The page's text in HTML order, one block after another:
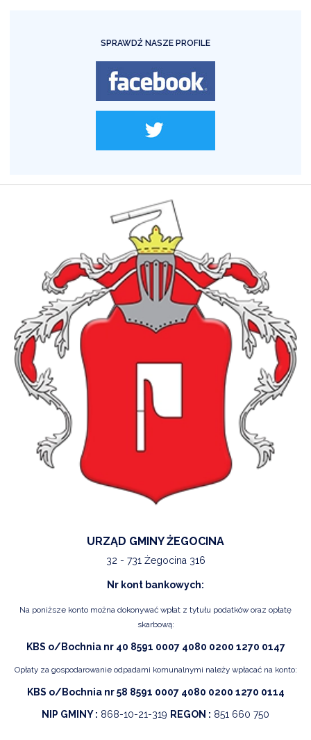
SPRAWDŹ NASZE PROFILE
URZĄD GMINY ŻEGOCINA
32 - 731 Żegocina 316
Nr kont bankowych:
Na poniższe konto można dokonywać wpłat z tytułu podatków oraz opłatę
skarbową:
KBS o/Bochnia nr 40 8591 0007 4080 0200 1270 0147
Opłaty za gospodarowanie odpadami komunalnymi należy wpłacać na konto:
KBS o/Bochnia nr 58 8591 0007 4080 0200 1270 0114
NIP GMINY : 868-10-21-319 REGON : 851 660 750